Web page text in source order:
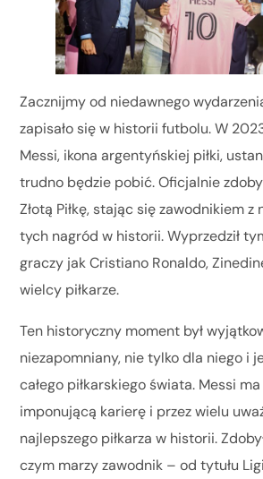
Zacznijmy od niedawnego
zapisało się w historii futbolu. W
Messi, ikona argentyńskiej piłki,
trudno będzie pobić. Oficjalnie
Złotą Piłkę, stając się zawodnikiem z
tych nagród w historii. Wyprzedził
graczy jak Cristiano Ronaldo,
wielcy piłkarze.
Ten historyczny moment był
niezapomniany, nie tylko dla niego i
całego piłkarskiego świata. Messi
imponującą karierę i przez wielu
najlepszego piłkarza w historii.
czym marzy zawodnik – od tytułu